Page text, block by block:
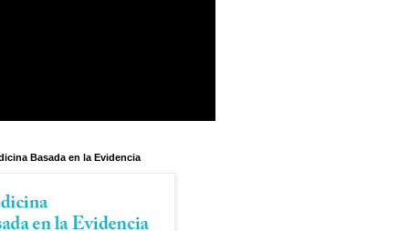
Basada en la Evidencia